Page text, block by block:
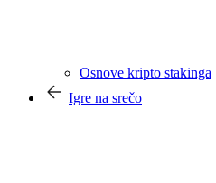
Osnove kripto stakinga
Igre na srečo